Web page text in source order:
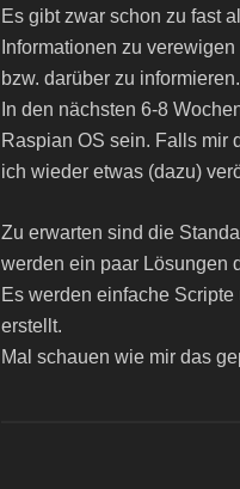
Es gibt zwar schon zu fast
Informationen zu
bzw. darüber zu informieren.
In den nächsten 6-8
Raspian OS sein. Falls mir
ich wieder etwas (dazu)
Zu erwarten sind die
werden ein paar Lösungen
Es werden einfache
erstellt.
Mal schauen wie mir das